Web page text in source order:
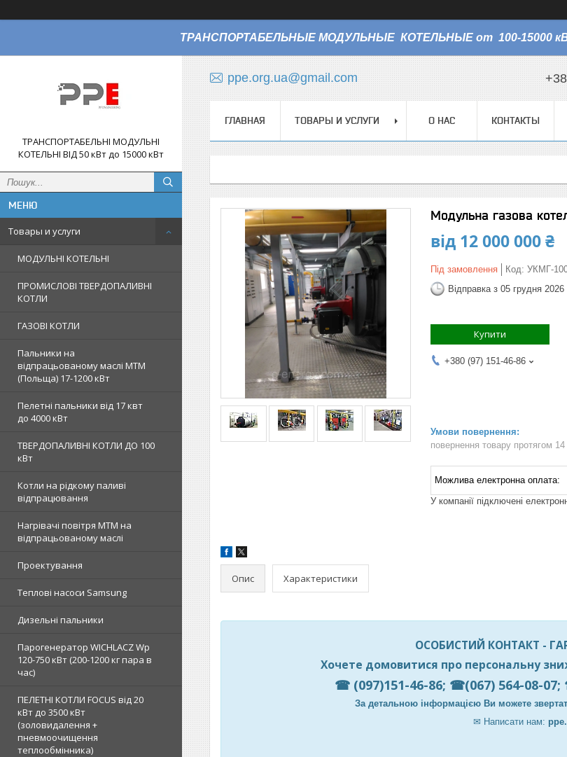
ТРАНСПОРТАБЕЛЬНЫЕ МОДУЛЬНЫЕ КОТЕЛЬНЫЕ от 100-15000
ТРАНСПОРТАБЕЛЬНІ МОДУЛЬНІ
КОТЕЛЬНІ ВІД 50 кВт до 15000 кВт
Товары и услуги
МОДУЛЬНІ КОТЕЛЬНІ
ПРОМИСЛОВІ ТВЕРДОПАЛИВНІ
КОТЛИ
ГАЗОВІ КОТЛИ
Пальники на
відпрацьованому маслі MTM
(Польща) 17-1200 кВт
Пелетні пальники від 17 квт
до 4000 кВт
ТВЕРДОПАЛИВНІ КОТЛИ ДО 100
кВт
Котли на рідкому паливі
відпрацювання
Нагрівачі повітря MTM на
відпрацьованому маслі
Проектування
Теплові насоси Samsung
Дизельні пальники
Парогенератор WICHLACZ Wp
120-750 кВт (200-1200 кг пара в
чаc)
ПЕЛЕТНІ КОТЛИ FOCUS від 20
кВт до 3500 кВт
(золовидалення +
пневмоочищення
теплообмінника)
ppe.org.ua@gmail.com
ГЛАВНАЯ ТОВАРЫ И УСЛУГИ О НАС КОНТАКТЫ
Модульна газова
від 12 000 000 ₴
Під замовлення Код: УКМГ-
Відправка з 05 грудня 2026
Купити
+380 (97) 151-46-86
повернення товару протягом 14
У компанії підключені
Опис Характеристики
ОСОБИСТИЙ КОНТАКТ -
Хочете домовитися про персональну
☎ (097)151-46-86; ☎(067) 564-08-
За детальною інформацією Ви можете
✉ Написати нам: